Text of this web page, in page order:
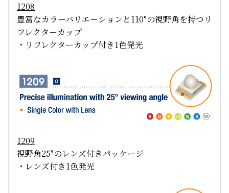
1208
豊富なカラーバリエーションと110°の視野角を持つリ
フレクターカップ
・リフレクターカップ付き1色発光
1209
視野角25°のレンズ付きパッケージ
・レンズ付き1色発光